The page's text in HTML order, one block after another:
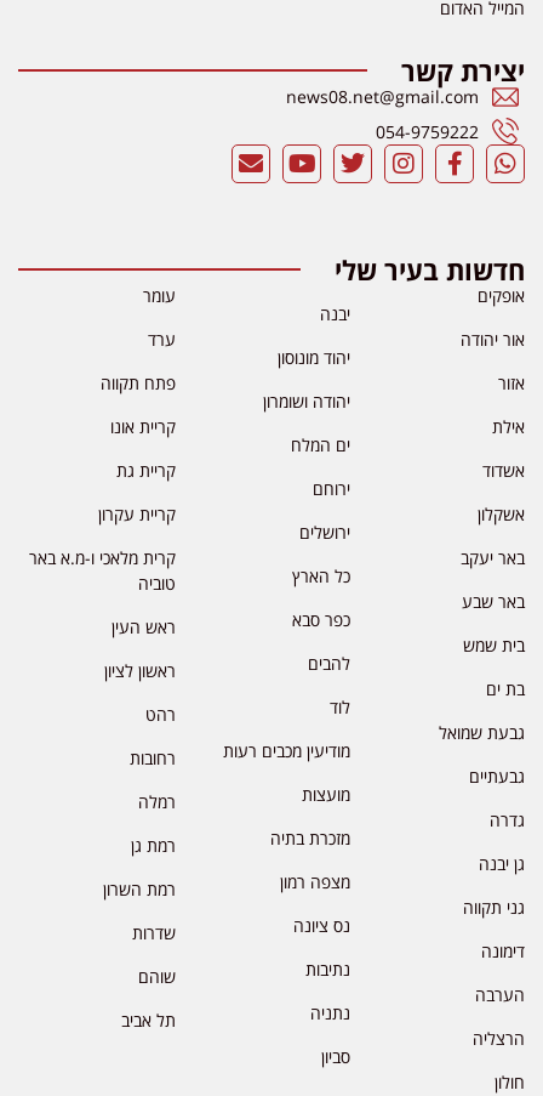
המייל האדום
יצירת קשר
news08.net@gmail.com
054-9759222
חדשות בעיר שלי
אופקים
אור יהודה
אזור
אילת
אשדוד
אשקלון
באר יעקב
באר שבע
בית שמש
בת ים
גבעת שמואל
גבעתיים
גדרה
גן יבנה
גני תקווה
דימונה
הערבה
הרצליה
חולון
יבנה
יהוד מונוסון
יהודה ושומרון
ים המלח
ירוחם
ירושלים
כל הארץ
כפר סבא
להבים
לוד
מודיעין מכבים רעות
מועצות
מזכרת בתיה
מצפה רמון
נס ציונה
נתיבות
נתניה
סביון
עומר
ערד
פתח תקווה
קריית אונו
קריית גת
קריית עקרון
קרית מלאכי ו-מ.א באר
טוביה
ראש העין
ראשון לציון
רהט
רחובות
רמלה
רמת גן
רמת השרון
שדרות
שוהם
תל אביב